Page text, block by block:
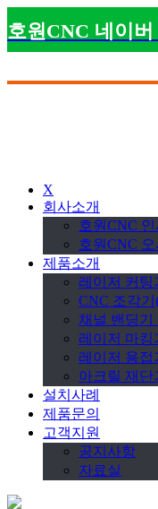
호원CNC 네이버
X
회사소개
호원CNC
호원CNC
제품소개
레이저 커팅
CNC 조각
채널 밴딩기
레이저 마킹
레이저 용접
아크릴 재단
설치사례
제품문의
고객지원
공지사항
자료실